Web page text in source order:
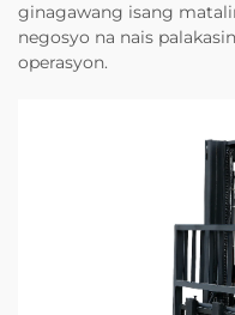
ginagawang isang
negosyo na nais
operasyon.